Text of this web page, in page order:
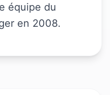
équipe du
en 2008.